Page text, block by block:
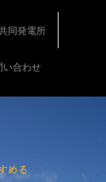
同発電所
い合わせ